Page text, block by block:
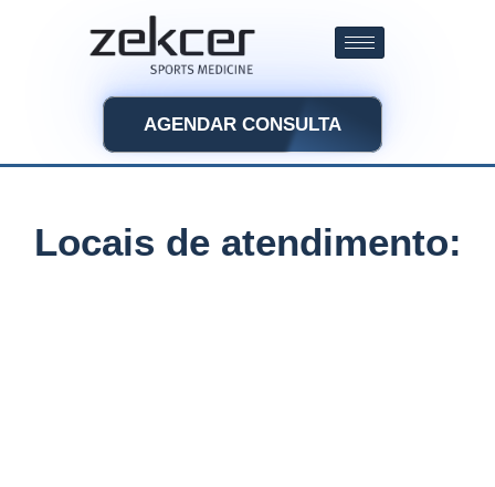
AGENDAR CONSULTA
Locais de atendimento: